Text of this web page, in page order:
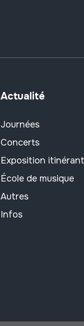
Actualité
Journées
Concerts
Exposition itinérant
École de musique
Autres
Infos